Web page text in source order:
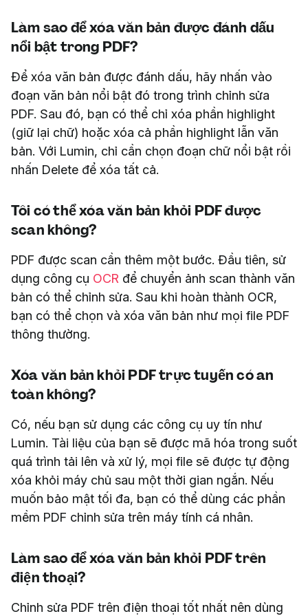
Làm sao để xóa văn bản được đánh dấu
nổi bật trong PDF?
Để xóa văn bản được đánh dấu, hãy nhấn vào
đoạn văn bản nổi bật đó trong trình chỉnh sửa
PDF. Sau đó, bạn có thể chỉ xóa phần highlight
(giữ lại chữ) hoặc xóa cả phần highlight lẫn văn
bản. Với Lumin, chỉ cần chọn đoạn chữ nổi bật rồi
nhấn Delete để xóa tất cả.
Tôi có thể xóa văn bản khỏi PDF được
scan không?
PDF được scan cần thêm một bước. Đầu tiên, sử
dụng công cụ OCR để chuyển ảnh scan thành văn
bản có thể chỉnh sửa. Sau khi hoàn thành OCR,
bạn có thể chọn và xóa văn bản như mọi file PDF
thông thường.
Xóa văn bản khỏi PDF trực tuyến có an
toàn không?
Có, nếu bạn sử dụng các công cụ uy tín như
Lumin. Tài liệu của bạn sẽ được mã hóa trong suốt
quá trình tải lên và xử lý, mọi file sẽ được tự động
xóa khỏi máy chủ sau một thời gian ngắn. Nếu
muốn bảo mật tối đa, bạn có thể dùng các phần
mềm PDF chỉnh sửa trên máy tính cá nhân.
Làm sao để xóa văn bản khỏi PDF trên
điện thoại?
Chỉnh sửa PDF trên điện thoại tốt nhất nên dùng